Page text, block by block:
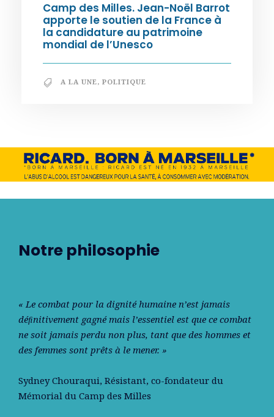
Camp des Milles. Jean-Noël Barrot
apporte le soutien de la France à
la candidature au patrimoine
mondial de l’Unesco
A LA UNE, POLITIQUE
Notre philosophie
« Le combat pour la dignité humaine n’est jamais
déﬁnitivement gagné mais l’essentiel est que ce combat
ne soit jamais perdu non plus, tant que des hommes et
des femmes sont prêts à le mener. »
Sydney Chouraqui, Résistant, co-fondateur du
Mémorial du Camp des Milles